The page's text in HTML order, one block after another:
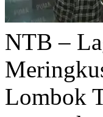
NTB –
Lombok